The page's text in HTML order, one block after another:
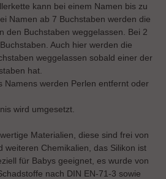
kann bei einem Namen bis zu
Namen ab 7 Buchstaben werden die
den Buchstaben weggelassen. Bei 2
Auch hier werden die
weggelassen sobald einer der
hat.
Namens werden Perlen entfernt oder
wird umgesetzt.
Materialien, diese sind frei von
weiteren Chemikalien, das Silikon ist
für Babys geeignet, es wurde von
nach DIN EN-71-3 sowie